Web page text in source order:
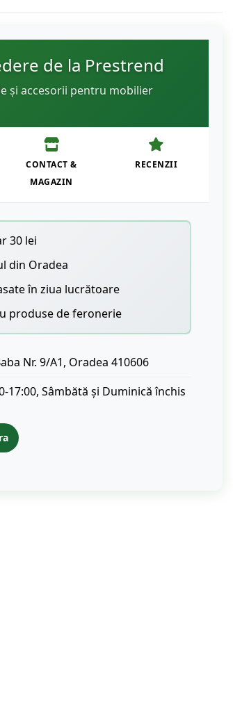
de la Prestrend
și accesorii pentru mobilier
CONTACT &
MAGAZIN
RECENZII
30 lei
din Oradea
în ziua lucrătoare
produse de feronerie
Nr. 9/A1, Oradea 410606
Sâmbătă și Duminică închis